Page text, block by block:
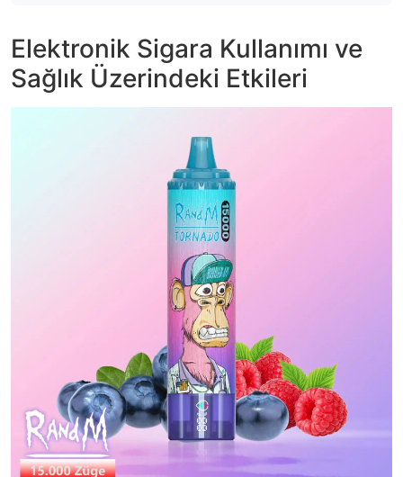
Elektronik Sigara Kullanımı ve
Sağlık Üzerindeki Etkileri